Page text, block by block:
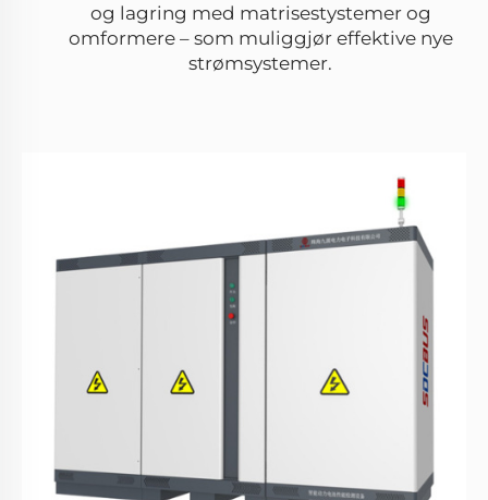
og lagring med matrisestystemer og
omformere – som muliggjør effektive nye
strømsystemer.